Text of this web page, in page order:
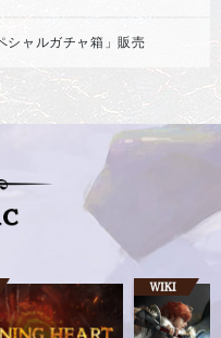
シャルガチャ箱」販売